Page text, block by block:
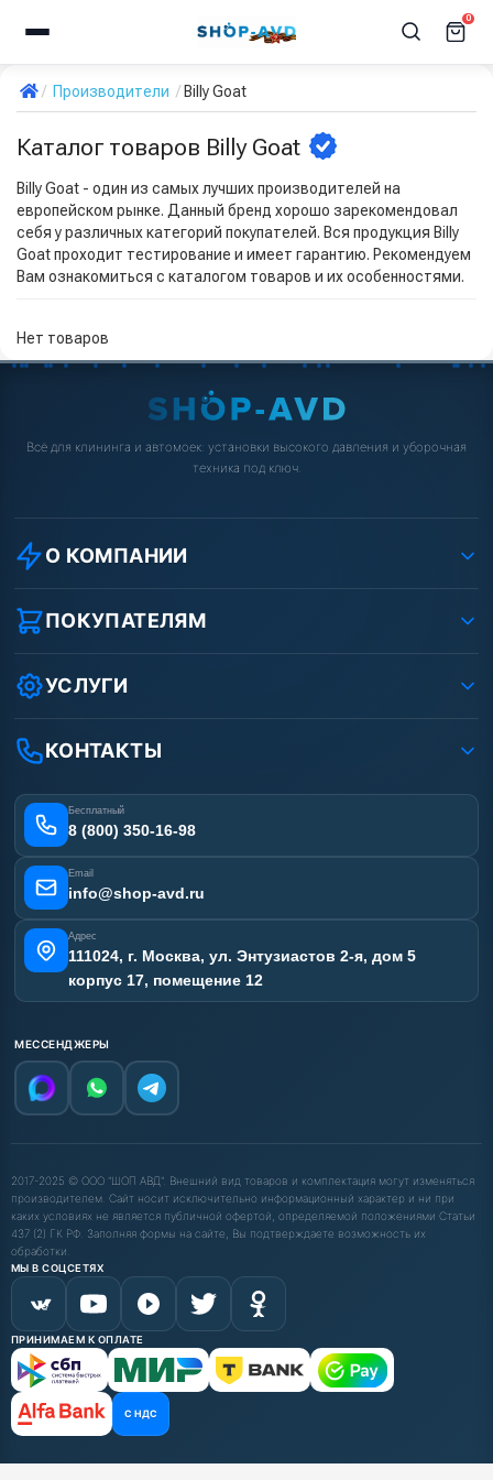
0
Производители Billy Goat
Каталог товаров Billy Goat
Billy Goat - один из самых лучших производителей на
европейском рынке. Данный бренд хорошо зарекомендовал
себя у различных категорий покупателей. Вся продукция Billy
Goat проходит тестирование и имеет гарантию. Рекомендуем
Вам ознакомиться с каталогом товаров и их особенностями.
Нет товаров
Всё для клининга и автомоек: установки высокого давления и уборочная
техника под ключ.
О КОМПАНИИ
О компании
Реквизиты ООО «Шоп АВД»
Защита данных клиента
Условия соглашения
Вакансии
Статьи
ПОКУПАТЕЛЯМ
Как заказать?
Оплата
Доставка
Лизинг
Получить скидку
УСЛУГИ
Услуги
Аренда АВД
Ремонт АВД
Сертификаты
Наши работы
Карта сайта
КОНТАКТЫ
Бесплатный
8 (800) 350-16-98
Email
info@shop-avd.ru
Адрес
111024, г. Москва, ул. Энтузиастов 2-я, дом 5
корпус 17, помещение 12
МЕССЕНДЖЕРЫ
2017-2025 © ООО "ШОП АВД". Внешний вид товаров и комплектация могут изменяться
производителем. Сайт носит исключительно информационный характер и ни при
каких условиях не является публичной офертой, определяемой положениями Статьи
437 (2) ГК РФ. Заполняя формы на сайте, Вы подтверждаете возможность их
обработки.
МЫ В СОЦСЕТЯХ
ПРИНИМАЕМ К ОПЛАТЕ
С НДС